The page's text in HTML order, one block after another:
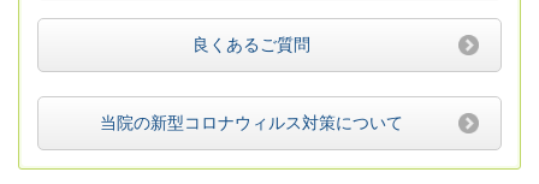
良くあるご質問
当院の新型コロナウィルス対策について